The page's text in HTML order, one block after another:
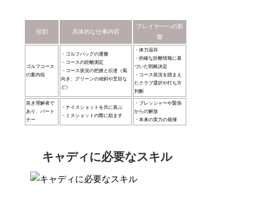
役割 具体的な仕事内容
プレイヤーへの影
響
ゴルフコース
の案内役
・ゴルフバッグの運搬
・コースの距離測定
・コース状況の把握と伝達（風
向き、グリーンの傾斜や芝目な
ど）
・体力温存
・的確な距離情報に基
づいた戦略決定
・コース状況を踏まえ
たクラブ選択や打ち方
判断
良き理解者で
あり、パート
ナー
・ナイスショットを共に喜ぶ
・ミスショットの際に励ます
・プレッシャーや緊張
からの解放
・本来の実力の発揮
キャディに必要なスキル